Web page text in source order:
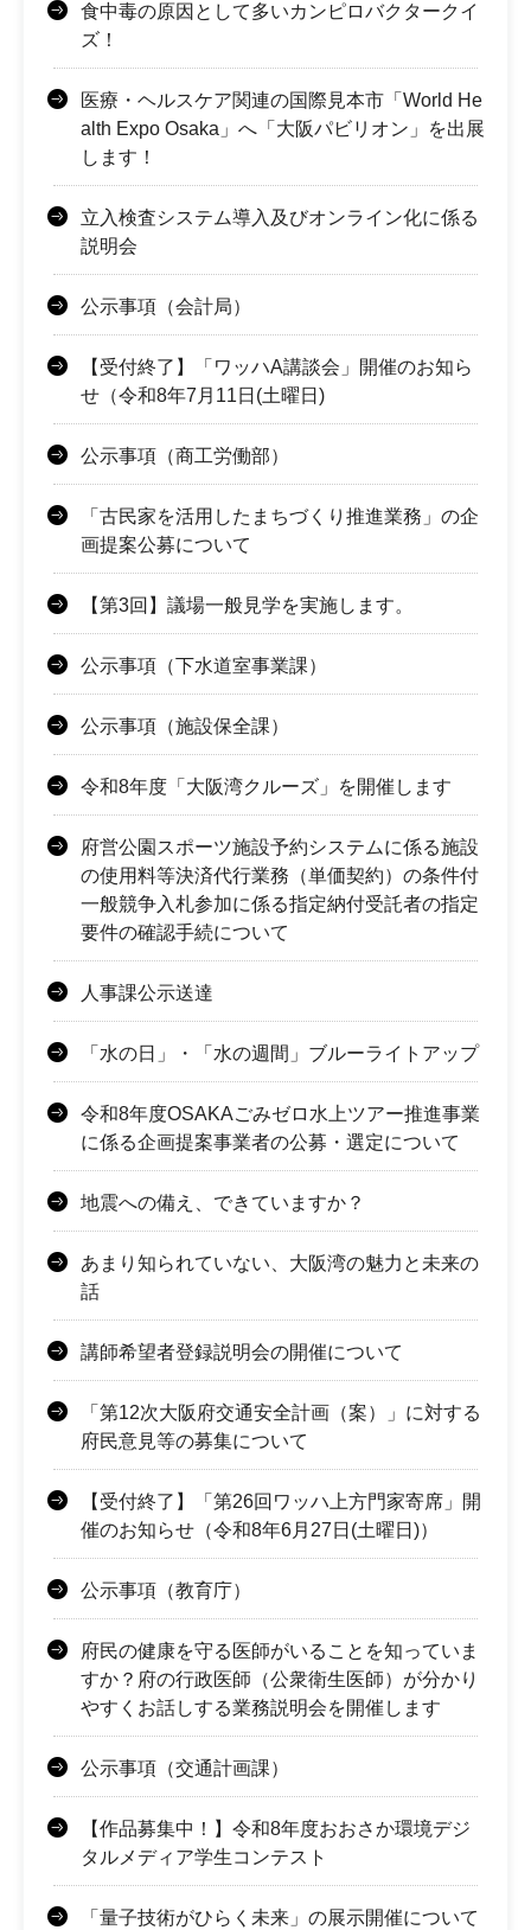
食中毒の原因として多いカンピロバクタークイ
ズ！
医療・ヘルスケア関連の国際見本市「World He
alth Expo Osaka」へ「大阪パビリオン」を出展
します！
立入検査システム導入及びオンライン化に係る
説明会
公示事項（会計局）
【受付終了】「ワッハA講談会」開催のお知ら
せ（令和8年7月11日(土曜日)
公示事項（商工労働部）
「古民家を活用したまちづくり推進業務」の企
画提案公募について
【第3回】議場一般見学を実施します。
公示事項（下水道室事業課）
公示事項（施設保全課）
令和8年度「大阪湾クルーズ」を開催します
府営公園スポーツ施設予約システムに係る施設
の使用料等決済代行業務（単価契約）の条件付
一般競争入札参加に係る指定納付受託者の指定
要件の確認手続について
人事課公示送達
「水の日」・「水の週間」ブルーライトアップ
令和8年度OSAKAごみゼロ水上ツアー推進事業
に係る企画提案事業者の公募・選定について
地震への備え、できていますか？
あまり知られていない、大阪湾の魅力と未来の
話
講師希望者登録説明会の開催について
「第12次大阪府交通安全計画（案）」に対する
府民意見等の募集について
【受付終了】「第26回ワッハ上方門家寄席」開
催のお知らせ（令和8年6月27日(土曜日)）
公示事項（教育庁）
府民の健康を守る医師がいることを知っていま
すか？府の行政医師（公衆衛生医師）が分かり
やすくお話しする業務説明会を開催します
公示事項（交通計画課）
【作品募集中！】令和8年度おおさか環境デジ
タルメディア学生コンテスト
「量子技術がひらく未来」の展示開催について